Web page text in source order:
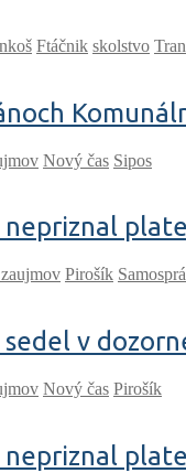
Ftáčnik skolstvo
Nový čas Sipos
Pirošík
v
Nový čas Pirošík